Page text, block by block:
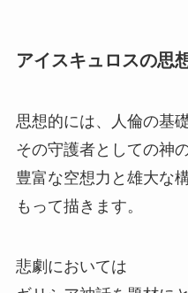
アイスキュロスの思
思想的には、人倫の基
その守護者としての神
豊富な空想力と雄大な
もって描きます。
悲劇においては